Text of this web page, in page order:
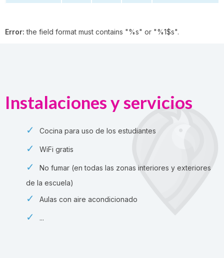
Error: the field format must contains "%s" or "%1$s".
Instalaciones y servicios
Cocina para uso de los estudiantes
WiFi gratis
No fumar (en todas las zonas interiores y exteriores
de la escuela)
Aulas con aire acondicionado
...